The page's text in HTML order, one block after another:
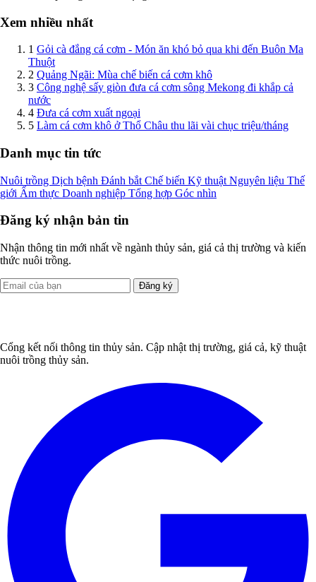
Xem nhiều nhất
1 Gỏi cà đắng cá cơm - Món ăn khó bỏ qua khi đến Buôn Ma
Thuột
2 Quảng Ngãi: Mùa chế biến cá cơm khô
3 Công nghệ sấy giòn đưa cá cơm sông Mekong đi khắp cả
nước
4 Đưa cá cơm xuất ngoại
5 Làm cá cơm khô ở Thổ Châu thu lãi vài chục triệu/tháng
Danh mục tin tức
Nuôi trồng Dịch bệnh Đánh bắt Chế biến Kỹ thuật Nguyên liệu Thế
giới Ẩm thực Doanh nghiệp Tổng hợp Góc nhìn
Đăng ký nhận bản tin
Nhận thông tin mới nhất về ngành thủy sản, giá cả thị trường và kiến
thức nuôi trồng.
Đăng ký
Cổng kết nối thông tin thủy sản. Cập nhật thị trường, giá cả, kỹ thuật
nuôi trồng thủy sản.